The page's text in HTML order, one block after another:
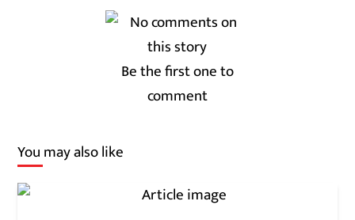
Be the first one to
comment
You may also like